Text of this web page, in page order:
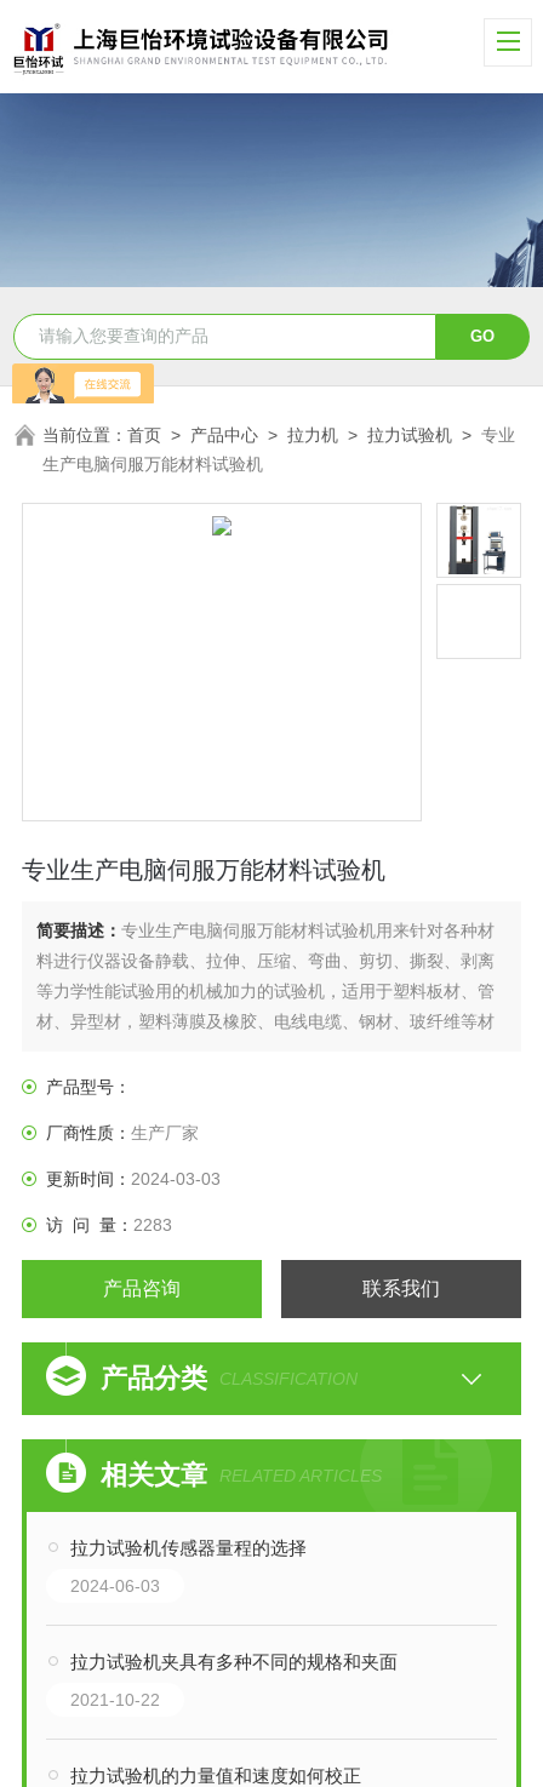
当前位置：首页 > 产品中心 >拉力机 >拉力试验机 >专业
生产电脑伺服万能材料试验机
专业生产电脑伺服万能材料试验机
简要描述： 专业生产电脑伺服万能材料试验机用来针对各种材
料进行仪器设备静载、拉伸、压缩、弯曲、剪切、撕裂、剥离
等力学性能试验用的机械加力的试验机，适用于塑料板材、管
材、异型材，塑料薄膜及橡胶、电线电缆、钢材、玻纤维等材
究、质量控制等*的检测设备，拉力机夹具作为仪器的重要组成
试验结果准确
产品型号：
厂商性质： 生产厂家
更新时间： 2024-03-03
访 问 量： 2283
产品咨询 联系我们
产品分类 CLASSIFICATION
相关文章 RELATED ARTICLES
拉力试验机传感器量程的选择
2024-06-03
拉力试验机夹具有多种不同的规格和夹面
2021-10-22
拉力试验机的力量值和速度如何校正